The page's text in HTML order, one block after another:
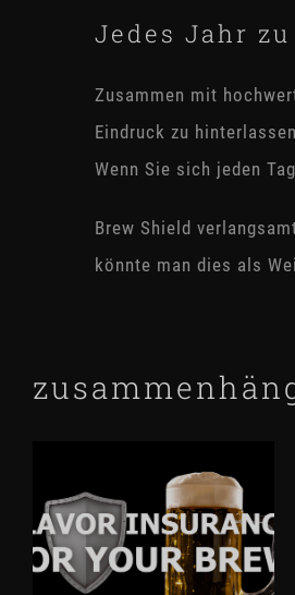
Jedes Jahr
Zusammen mit
Eindruck zu
Wenn Sie sich jeden
Brew Shield
könnte man dies als